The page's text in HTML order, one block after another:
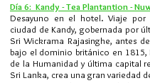
Día 6: Kandy - Tea Plantantion -
Desayuno en el hotel. Viaje
ciudad de Kandy, gobernada por
Sri Wickrama Rajasinghe, antes
bajo el dominio británico en 1815,
de la Humanidad y última capital
Sri Lanka, crea una gran variedad